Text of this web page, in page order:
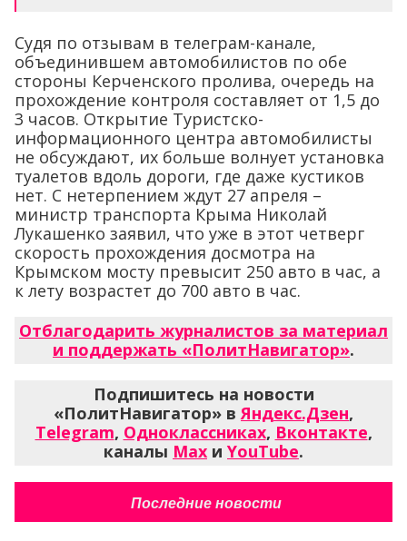
Судя по отзывам в телеграм-канале,
объединившем автомобилистов по обе
стороны Керченского пролива, очередь на
прохождение контроля составляет от 1,5 до
3 часов. Открытие Туристско-
информационного центра автомобилисты
не обсуждают, их больше волнует установка
туалетов вдоль дороги, где даже кустиков
нет. С нетерпением ждут 27 апреля –
министр транспорта Крыма Николай
Лукашенко заявил, что уже в этот четверг
скорость прохождения досмотра на
Крымском мосту превысит 250 авто в час, а
к лету возрастет до 700 авто в час.
Отблагодарить журналистов за материал
и поддержать «ПолитНавигатор».
Подпишитесь на новости
«ПолитНавигатор» вЯндекс.Дзен,
Telegram, Одноклассниках, Вконтакте,
каналы Max и YouTube.
Последние новости